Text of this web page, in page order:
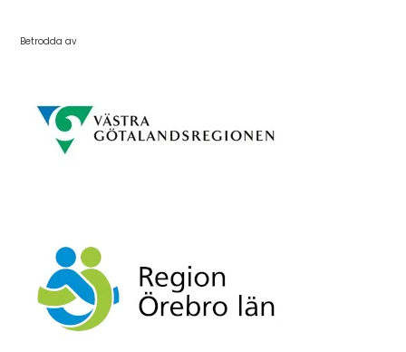
Betrodda av